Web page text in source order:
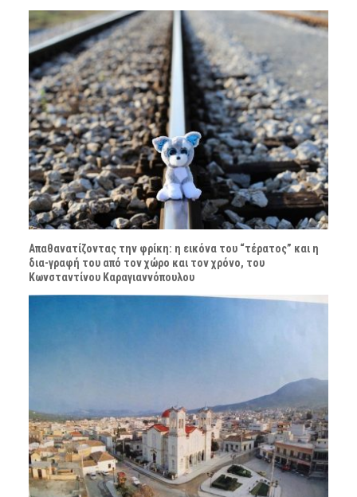
Απαθανατίζοντας την φρίκη: η εικόνα του “τέρατος” και η
δια-γραφή του από τον χώρο και τον χρόνο, του
Κωνσταντίνου Καραγιαννόπουλου